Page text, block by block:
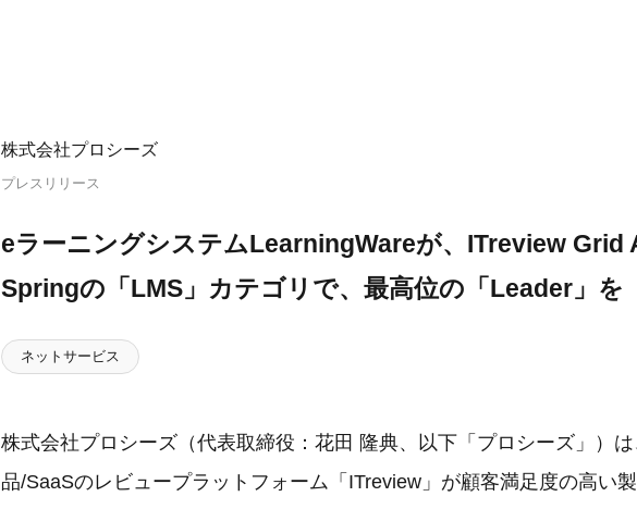
株式会社プロシーズ
プレスリリース
eラーニングシステムLearningWareが、ITreview Grid
Springの「LMS」カテゴリで、最高位の「Leader」を
ネットサービス
株式会社プロシーズ（代表取締役：花田 隆典、以下「プロシーズ」）
品/SaaSのレビュープラットフォーム「ITreview」が顧客満足度の高い